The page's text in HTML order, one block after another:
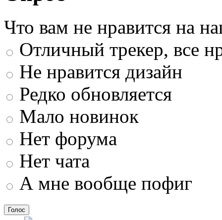
Что вам не нравится на
Отличный трекер, все
Не нравится дизайн
Редко обновляется
Мало новинок
Нет форума
Нет чата
А мне вообще пофиг